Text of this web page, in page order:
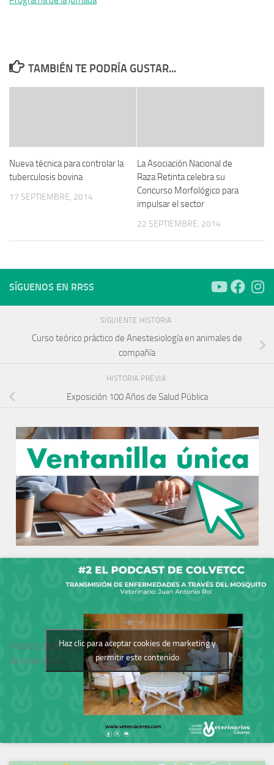
TAMBIÉN TE PODRÍA GUSTAR...
Nueva técnica para controlar la
tuberculosis bovina
17 SEPTIEMBRE, 2014
La Asociación Nacional de
Raza Retinta celebra su
Concurso Morfológico para
impulsar el sector
22 SEPTIEMBRE, 2014
SÍGUENOS EN RRSS
SIGUIENTE HISTORIA
Curso teórico práctico de Anestesiología en animales de
compañía
HISTORIA PREVIA
Exposición 100 Años de Salud Pública
Podcast del Colegio
de Veterinarios
Haz clic para aceptar cookies de marketing y
permitir este contenido